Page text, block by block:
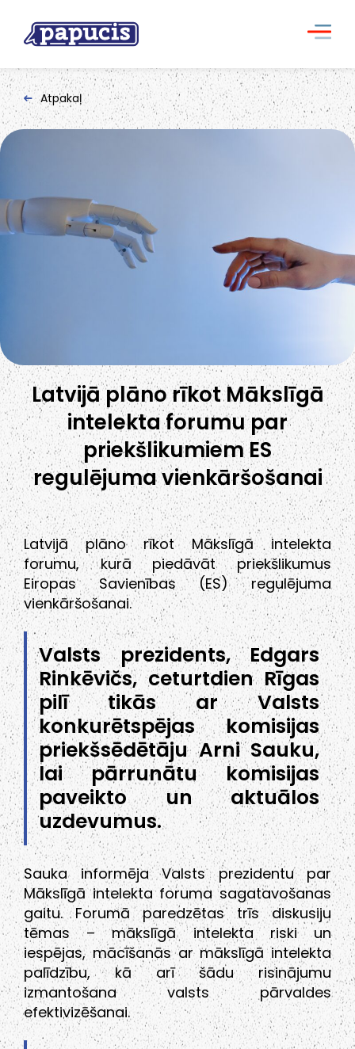
Atpakaļ
Latvijā plāno rīkot Mākslīgā
intelekta forumu par
priekšlikumiem ES
regulējuma vienkāršošanai
Latvijā plāno rīkot Mākslīgā intelekta
forumu, kurā piedāvāt priekšlikumus
Eiropas Savienības (ES) regulējuma
vienkāršošanai.
Valsts prezidents, Edgars
Rinkēvičs, ceturtdien Rīgas
pilī tikās ar Valsts
konkurētspējas komisijas
priekšsēdētāju Arni Sauku,
lai pārrunātu komisijas
paveikto un aktuālos
uzdevumus.
Sauka informēja Valsts prezidentu par
Mākslīgā intelekta foruma sagatavošanas
gaitu. Forumā paredzētas trīs diskusiju
tēmas – mākslīgā intelekta riski un
iespējas, mācīšanās ar mākslīgā intelekta
palīdzību, kā arī šādu risinājumu
izmantošana valsts pārvaldes
efektivizēšanai.